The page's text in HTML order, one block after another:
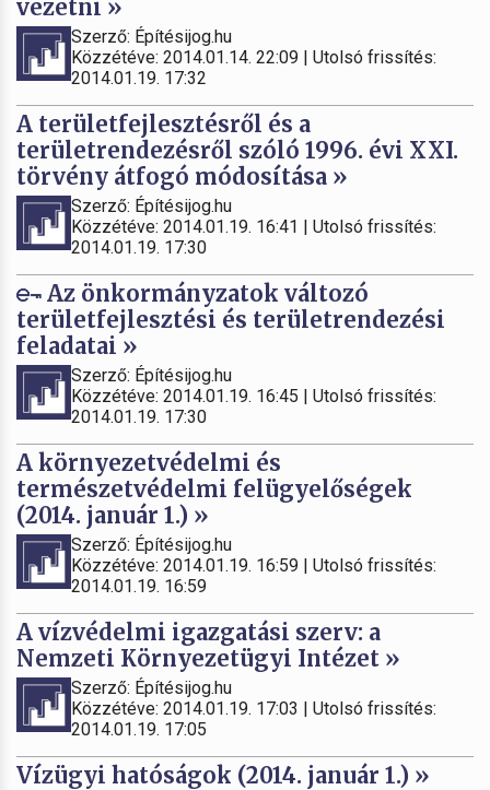
vezetni »
Szerző: Építésijog.hu
Közzétéve: 2014.01.14. 22:09 | Utolsó frissítés:
2014.01.19. 17:32
A területfejlesztésről és a
területrendezésről szóló 1996. évi XXI.
törvény átfogó módosítása »
Szerző: Építésijog.hu
Közzétéve: 2014.01.19. 16:41 | Utolsó frissítés:
2014.01.19. 17:30
Az önkormányzatok változó
területfejlesztési és területrendezési
feladatai »
Szerző: Építésijog.hu
Közzétéve: 2014.01.19. 16:45 | Utolsó frissítés:
2014.01.19. 17:30
A környezetvédelmi és
természetvédelmi felügyelőségek
(2014. január 1.) »
Szerző: Építésijog.hu
Közzétéve: 2014.01.19. 16:59 | Utolsó frissítés:
2014.01.19. 16:59
A vízvédelmi igazgatási szerv: a
Nemzeti Környezetügyi Intézet »
Szerző: Építésijog.hu
Közzétéve: 2014.01.19. 17:03 | Utolsó frissítés:
2014.01.19. 17:05
Vízügyi hatóságok (2014. január 1.) »